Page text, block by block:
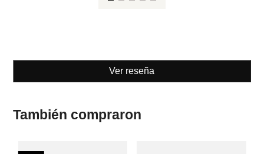
Ver reseña
También compraron